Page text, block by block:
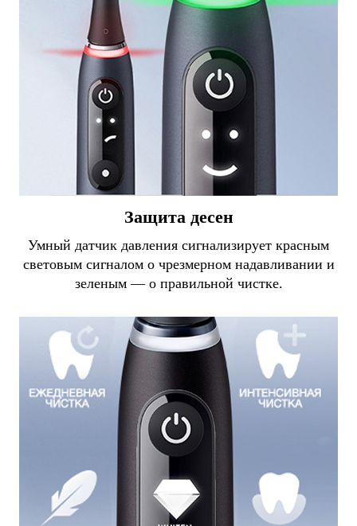
Защита десен
Умный датчик давления сигнализирует красным
световым сигналом о чрезмерном надавливании и
зеленым — о правильной чистке.